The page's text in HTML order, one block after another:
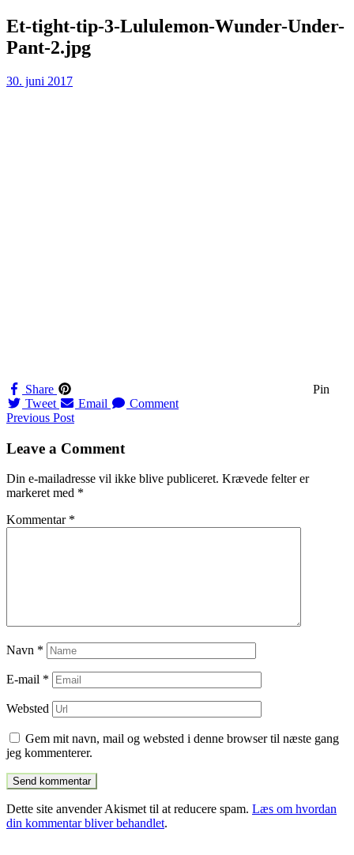
Skip
to
content
Et-tight-tip-3-Lululemon-Wunder-Under-
Pant-2.jpg
30. juni 2017
Share
Pin
Tweet
Email Comment
Navigation
til
Previous Post
Leave a Comment
Din e-mailadresse vil ikke blive publiceret. Krævede felter er
markeret med *
Kommentar *
Navn *
E-mail *
Websted
Gem mit navn, mail og websted i denne browser til næste gang
jeg kommenterer.
Dette site anvender Akismet til at reducere spam. Læs om hvordan
din kommentar bliver behandlet.